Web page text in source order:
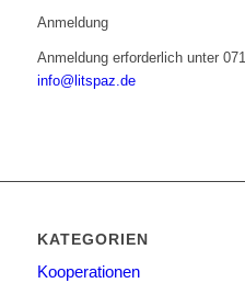
Anmeldung
Anmeldung erforderlich unter
info@litspaz.de
KATEGORIEN
Kooperationen